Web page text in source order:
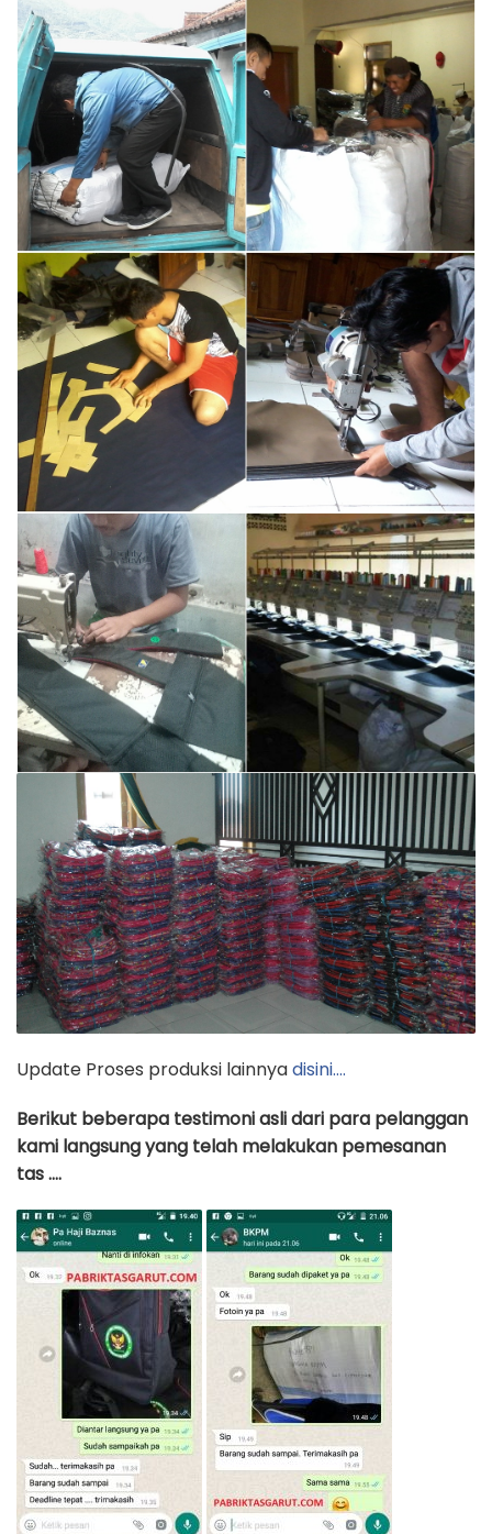
Update Proses produksi lainnyadisini….
Berikut beberapa testimoni asli dari para pelanggan
kami langsung yang telah melakukan pemesanan
tas ….